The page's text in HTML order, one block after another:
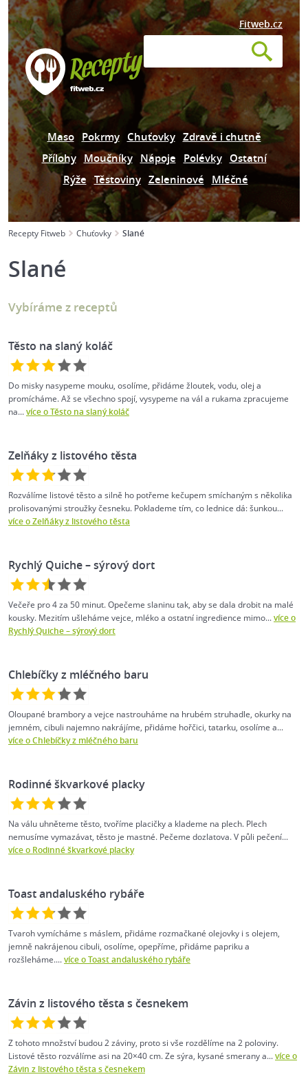
Fitweb.cz
Maso Pokrmy Chuťovky Zdravě i chutně
Přílohy Moučníky Nápoje Polévky Ostatní
Rýže Těstoviny Zeleninové Mléčné
Recepty Fitweb Chuťovky Slané
Slané
Vybíráme z receptů
Těsto na slaný koláč
Do misky nasypeme mouku, osolíme, přidáme žloutek, vodu, olej a
promícháme. Až se všechno spojí, vysypeme na vál a rukama zpracujeme
na...více o Těsto na slaný koláč
Zelňáky z listového těsta
Rozválíme listové těsto a silně ho potřeme kečupem smíchaným s několika
prolisovanými stroužky česneku. Poklademe tím, co lednice dá: šunkou...
více o Zelňáky z listového těsta
Rychlý Quiche – sýrový dort
Večeře pro 4 za 50 minut. Opečeme slaninu tak, aby se dala drobit na malé
kousky. Mezitím ušleháme vejce, mléko a ostatní ingredience mimo...více o
Rychlý Quiche – sýrový dort
Chlebíčky z mléčného baru
Oloupané brambory a vejce nastrouháme na hrubém struhadle, okurky na
jemném, cibuli najemno nakrájíme, přidáme hořčici, tatarku, osolíme a...
více o Chlebíčky z mléčného baru
Rodinné škvarkové placky
Na válu uhněteme těsto, tvoříme placičky a klademe na plech. Plech
nemusíme vymazávat, těsto je mastné. Pečeme dozlatova. V půli pečení...
více o Rodinné škvarkové placky
Toast andaluského rybáře
Tvaroh vymícháme s máslem, přidáme rozmačkané olejovky i s olejem,
jemně nakrájenou cibuli, osolíme, opepříme, přidáme papriku a
rozšleháme....více o Toast andaluského rybáře
Závin z listového těsta s česnekem
Z tohoto množství budou 2 záviny, proto si vše rozdělíme na 2 poloviny.
Listové těsto rozválíme asi na 20×40 cm. Ze sýra, kysané smerany a...více o
Závin z listového těsta s česnekem